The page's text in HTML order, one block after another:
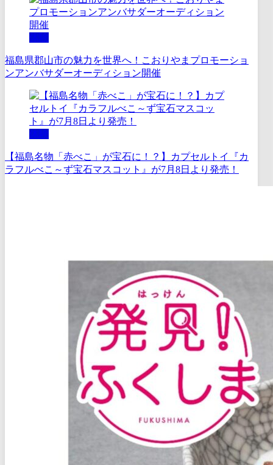
体験
福島県郡山市の魅力を世界へ！こおりやまプロモーショ
ンアンバサダーオーディション開催
体験
【福島名物「赤べこ」が宝石に！？】カプセルトイ『カ
ラフルべこ～ず宝石マスコット』が7月8日より発売！